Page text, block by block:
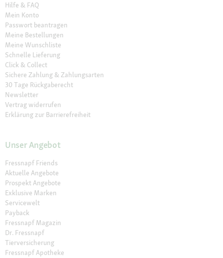
Hilfe & FAQ
Mein Konto
Passwort beantragen
Meine Bestellungen
Meine Wunschliste
Schnelle Lieferung
Click & Collect
Sichere Zahlung & Zahlungsarten
30 Tage Rückgaberecht
Newsletter
Vertrag widerrufen
Erklärung zur Barrierefreiheit
Unser Angebot
Fressnapf Friends
Aktuelle Angebote
Prospekt Angebote
Exklusive Marken
Servicewelt
Payback
Fressnapf Magazin
Dr. Fressnapf
Tierversicherung
Fressnapf Apotheke